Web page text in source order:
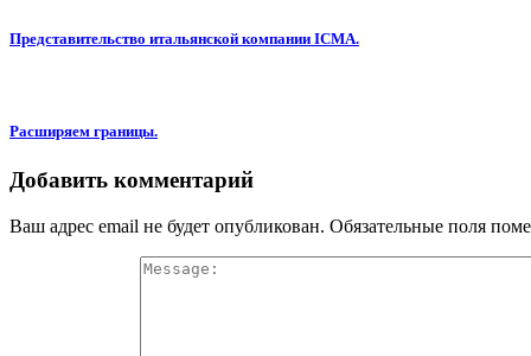
Представительство итальянской компании ICMA.
Расширяем границы.
Добавить комментарий
Ваш адрес email не будет опубликован. Обязательные поля